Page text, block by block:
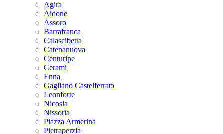
Agira
Aidone
Assoro
Barrafranca
Calascibetta
Catenanuova
Centuripe
Cerami
Enna
Gagliano Castelferrato
Leonforte
Nicosia
Nissoria
Piazza Armerina
Pietraperzia